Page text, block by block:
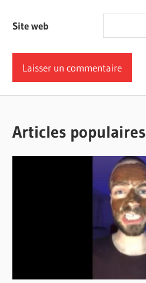
Site web
Articles populaires